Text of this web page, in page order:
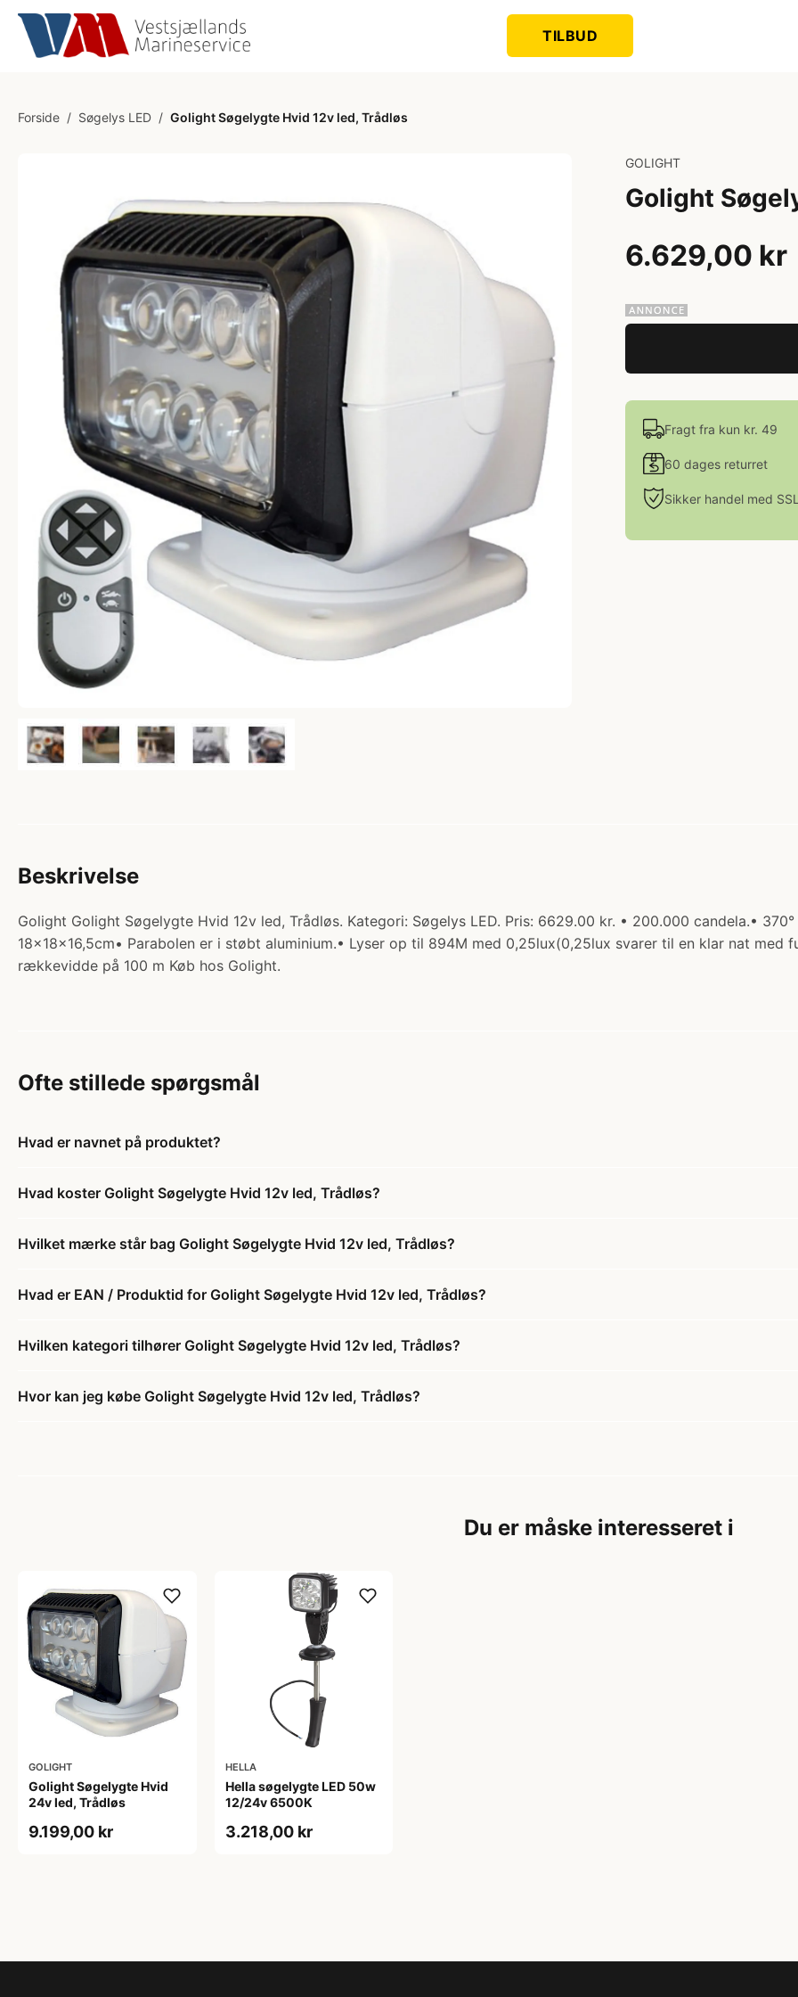
TILBUD
Forside / Søgelys LED / Golight Søgelygte Hvid 12v led, Trådløs
GOLIGHT
Golight
6.629,00 kr
Fragt fra kun kr. 49
60 dages returret
Sikker handel med
Beskrivelse
Golight Golight Søgelygte Hvid 12v led, Trådløs. Kategori: Søgelys LED. Pris: 6629.00 kr. • 200.000 candela.•
18x18x16,5cm• Parabolen er i støbt aluminium.• Lyser op til 894M med 0,25lux(0,25lux svarer til en klar nat
rækkevidde på 100 m Køb hos Golight.
Ofte stillede spørgsmål
Hvad er navnet på produktet?
Hvad koster Golight Søgelygte Hvid 12v led, Trådløs?
Hvilket mærke står bag Golight Søgelygte Hvid 12v led, Trådløs?
Hvad er EAN / Produktid for Golight Søgelygte Hvid 12v led, Trådløs?
Hvilken kategori tilhører Golight Søgelygte Hvid 12v led, Trådløs?
Hvor kan jeg købe Golight Søgelygte Hvid 12v led, Trådløs?
Du er måske interesseret i
GOLIGHT
Golight Søgelygte Hvid
24v led, Trådløs
9.199,00 kr
HELLA
Hella søgelygte LED 50w
12/24v 6500K
3.218,00 kr